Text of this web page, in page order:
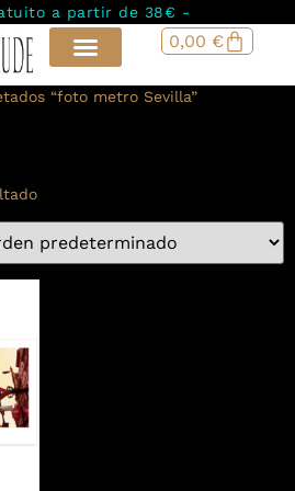
a partir de 38€ -
0,00 €
“foto metro Sevilla”